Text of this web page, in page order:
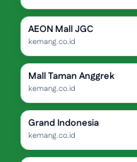
AEON Mall JGC
kemang.co.id
Mall Taman Anggrek
kemang.co.id
Grand Indonesia
kemang.co.id